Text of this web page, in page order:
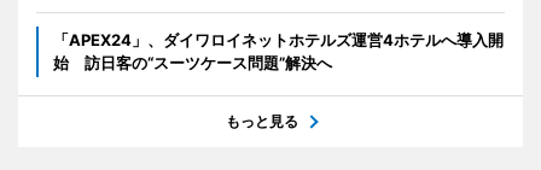
「APEX24」、ダイワロイネットホテルズ運営4ホテルへ導入開
始 訪日客の“スーツケース問題”解決へ
もっと見る